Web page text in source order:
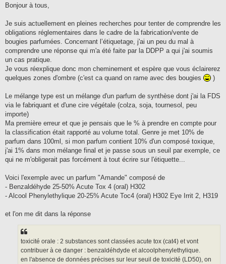
s
g
Bonjour à tous,
Je suis actuellement en pleines recherches pour tenter de comprendre les
obligations réglementaires dans le cadre de la fabrication/vente de
bougies parfumées. Concernant l’étiquetage, j'ai un peu du mal à
comprendre une réponse qui m'a été faite par la DDPP a qui j'ai soumis
un cas pratique.
Je vous réexplique donc mon cheminement et espère que vous éclairerez
quelques zones d'ombre (c'est ca quand on rame avec des bougies
)
Le mélange type est un mélange d'un parfum de synthèse dont j'ai la FDS
via le fabriquant et d'une cire végétale (colza, soja, tournesol, peu
importe)
Ma première erreur et que je pensais que le % à prendre en compte pour
la classification était rapporté au volume total. Genre je met 10% de
parfum dans 100ml, si mon parfum contient 10% d'un composé toxique,
j'ai 1% dans mon mélange final et je passe sous un seuil par exemple, ce
qui ne m'obligerait pas forcément à tout écrire sur l'étiquette...
Voici l'exemple avec un parfum "Amande" composé de
- Benzaldéhyde 25-50% Acute Tox 4 (oral) H302
- Alcool Phenylethylique 20-25% Acute Toc4 (oral) H302 Eye Irrit 2, H319
et l'on me dit dans la réponse
toxicité orale : 2 substances sont classées acute tox (cat4) et vont
contribuer à ce danger : benzaldéhdyde et alcoolphenylethylique.
en l'absence de données précises sur leur seuil de toxicité (LD50), on